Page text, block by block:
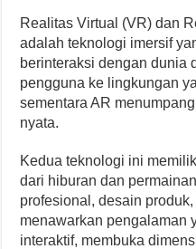
Realitas Virtual (VR) dan
adalah teknologi imersif
berinteraksi dengan dunia
pengguna ke lingkungan
sementara AR
nyata.
Kedua teknologi ini
dari hiburan dan
profesional, desain
menawarkan pengalaman
interaktif, membuka